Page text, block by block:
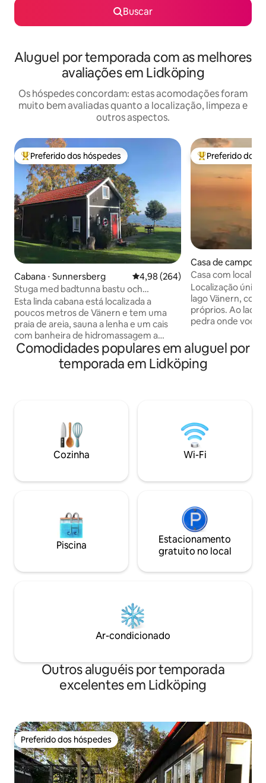
Buscar
Aluguel por temporada com as melhores
avaliações em Lidköping
Os hóspedes concordam: estas acomodações foram
muito bem avaliadas quanto a localização, limpeza e
outros aspectos.
Entre os melhores preferidos dos hóspedes
Preferido dos hóspedes
Cabana ⋅ Sunnersberg 4,98 de uma avaliação média de
4,98 (264)
Stuga med badtunna bastu och
sandstrand
Esta linda cabana está localizada a
poucos metros de Vänern e tem uma
praia de areia, sauna a lenha e um cais
com banheira de hidromassagem a
lenha. Perfeito também para banhos de
inverno! A vista para o lago é fantástica!
A cabana tem 2 lofts com camas, sala de
Grandes portas de vidro podem ser
abertas para a varanda, que possui
churrasqueira a gás, móveis de jardim e
espreguiçadeiras. Esta é uma
natureza e bonita, a 15 km de Lidköping.
Entre os
Preferido dos
Casa de campo ⋅
Casa com
Lidköping Svalnäs
Localização única
lago Vänern, com
próprios. Ao lado
pedra onde você
adicionais.
de jantar,
de lounge. A
vila de
ou desfrutar de
todos,
primavera,
Comodidades populares em aluguel por
temporada em Lidköping
Cozinha Wi-Fi
Piscina
Estacionamento
gratuito no local
Ar-condicionado
Outros aluguéis por temporada
excelentes em Lidköping
Preferido dos hóspedes
Preferido dos hóspedes